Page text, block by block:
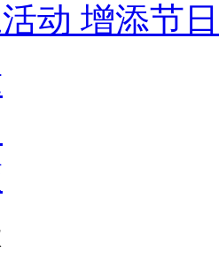
动 增添节